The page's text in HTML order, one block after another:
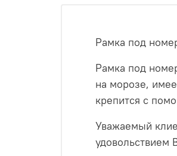
Рамка под
Рамка под
на морозе,
крепится с
Уважаемый
удовольствием